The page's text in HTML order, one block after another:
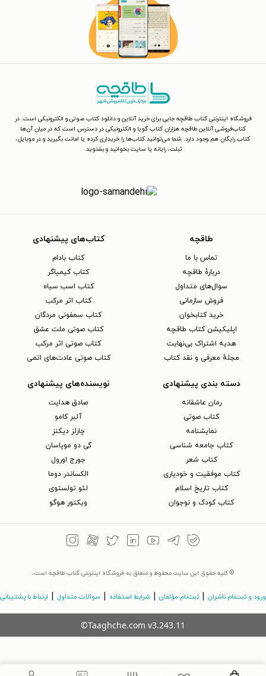
فروشگاه اینترنتی کتاب طاقچه جایی برای خرید آنلاین و دانلود کتاب صوتی و الکترونیکی است. در
کتاب‌فروشی آنلاین طاقچه هزاران کتاب گویا و الکترونیکی در دسترس است که در میان آن‌ها
کتاب رایگان هم وجود دارد. شما می‌توانید کتاب‌ها را خریداری کرده یا امانت بگیرید و در موبایل،
تبلت، رایانه یا سایت بخوانید و بشنوید.
طاقچه
تماس با ما
دربارهٔ طاقچه
سوال‌های متداول
فروش سازمانی
خرید کتابخوان
اپلیکیشن کتاب طاقچه
هدیه اشتراک بی‌نهایت
مجلهٔ معرفی و نقد کتاب
کتاب‌های پیشنهادی
کتاب بادام
کتاب کیمیاگر
کتاب اسب سیاه
کتاب اثر مرکب
کتاب سمفونی مردگان
کتاب صوتی ملت عشق
کتاب صوتی اثر مرکب
کتاب صوتی عادت‌های اتمی
دسته بندی پیشنهادی
رمان عاشقانه
کتاب‌ صوتی
نمایشنامه
کتاب جامعه شناسی
کتاب شعر
کتاب موفقیت و خودیاری
کتاب تاریخ اسلام
کتاب کودک و نوجوان
نویسنده‌های پیشنهادی
صادق هدایت
آلبر کامو
چارلز دیکنز
گی دو موپاسان
جورج اورول
الکساندر دوما
لئو تولستوی
ویکتور هوگو
© کلیه حقوق این سایت محفوظ و متعلق به فروشگاه اینترنتی کتاب طاقچه است.
ورود و ثبت‌نام ناشران ثبت‌نام مؤلفان شرایط استفاده سوالات متداول ارتباط با پشتیبانی
©Taaghche.com v3.243.11